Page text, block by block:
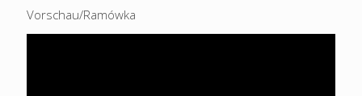
Vorschau/Ramówka